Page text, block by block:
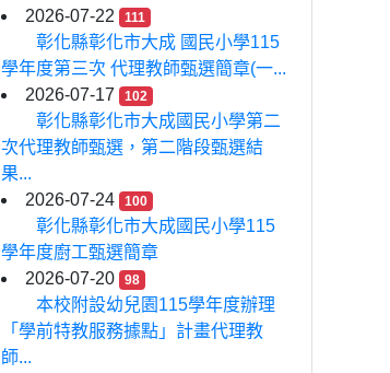
2026-07-22
111
彰化縣彰化市大成 國民小學115
學年度第三次 代理教師甄選簡章(一...
2026-07-17
102
彰化縣彰化市大成國民小學第二
次代理教師甄選，第二階段甄選結
果...
2026-07-24
100
彰化縣彰化市大成國民小學115
學年度廚工甄選簡章
2026-07-20
98
本校附設幼兒園115學年度辦理
「學前特教服務據點」計畫代理教
師...